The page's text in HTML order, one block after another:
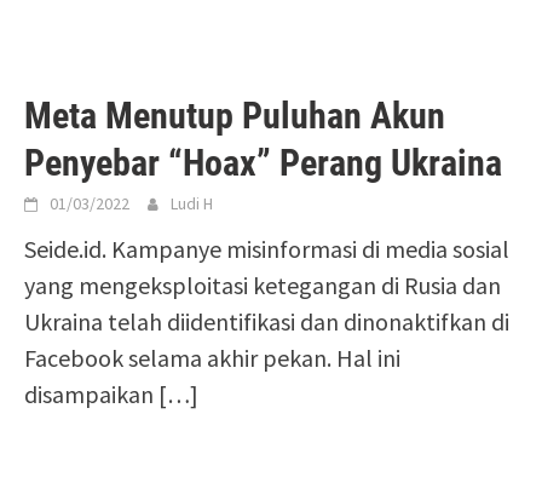
Meta Menutup Puluhan Akun
Penyebar “Hoax” Perang Ukraina
01/03/2022 Ludi H
Seide.id. Kampanye misinformasi di media sosial
yang mengeksploitasi ketegangan di Rusia dan
Ukraina telah diidentifikasi dan dinonaktifkan di
Facebook selama akhir pekan. Hal ini
disampaikan […]